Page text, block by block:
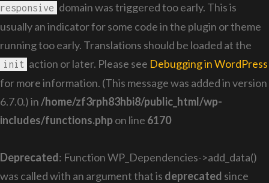
responsive domain was triggered too early. This is
usually an indicator for some code in the plugin or theme
running too early. Translations should be loaded at the
init action or later. Please see Debugging in WordPress
for more information. (This message was added in version
6.7.0.) in /home/zf3rph83hbi8/public_html/wp-
includes/functions.phpon line 6170
Deprecated: Function WP_Dependencies->add_data()
was called with an argument that is deprecated since